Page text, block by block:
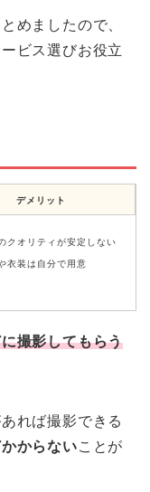
めましたので、
ビス選びお役立
デメリット
クオリティが安定しない
衣装は自分で用意
撮影してもらう
れば撮影できる
からないことが